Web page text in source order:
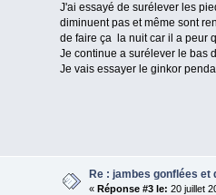
J'ai essayé de surélever les
diminuent pas et même sont
de faire ça la nuit car il a peur
Je continue a surélever le bas
Je vais essayer le ginkor
Re : jambes gonflées et
« Réponse #3 le: 20 juillet